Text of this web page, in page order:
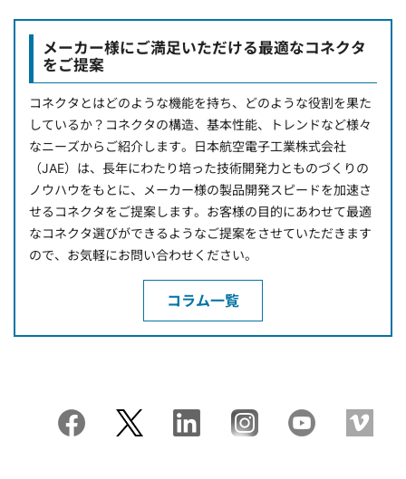
メーカー様にご満足いただける最適なコネクタ
をご提案
コネクタとはどのような機能を持ち、どのような役割を果た
しているか？コネクタの構造、基本性能、トレンドなど様々
なニーズからご紹介します。日本航空電子工業株式会社
（JAE）は、長年にわたり培った技術開発力とものづくりの
ノウハウをもとに、メーカー様の製品開発スピードを加速さ
せるコネクタをご提案します。お客様の目的にあわせて最適
なコネクタ選びができるようなご提案をさせていただきます
ので、お気軽にお問い合わせください。
コラム一覧